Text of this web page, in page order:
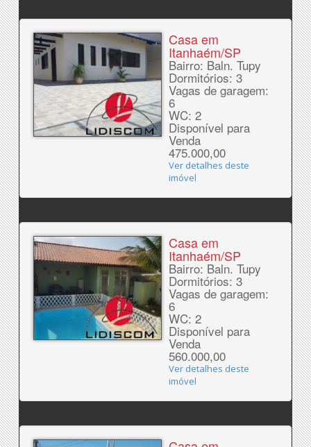
Casa em
Itanhaém/SP
Bairro: Baln. Tupy
Dormitórios: 3
Vagas de garagem:
6
WC: 2
Disponível para
Venda
475.000,00
Ver detalhes deste
imóvel
Casa em
Itanhaém/SP
Bairro: Baln. Tupy
Dormitórios: 3
Vagas de garagem:
6
WC: 2
Disponível para
Venda
560.000,00
Ver detalhes deste
imóvel